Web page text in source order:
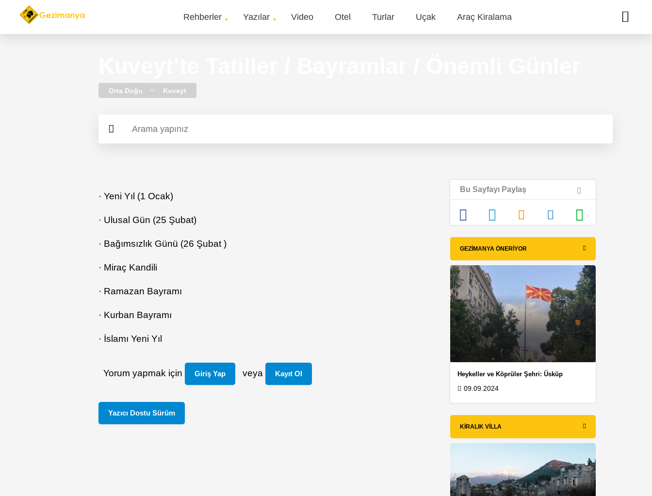
Main
Rehberler Yazılar Video Otel Turlar Uçak Araç Kiralama
Orta Doğu Kuveyt
· Yeni Yıl (1 Ocak)
· Ulusal Gün (25 Şubat)
· Bağımsızlık Günü (26 Şubat )
· Miraç Kandili
· Ramazan Bayramı
· Kurban Bayramı
· İslamı Yeni Yıl
Yorum yapmak için Giriş Yap veya Kayıt Ol
Yazıcı Dostu Sürüm
Bu Sayfayı Paylaş
GEZIMANYA ÖNERIYOR
Heykeller ve Köprüler Şehri: Üsküp
09.09.2024
KIRALIK VILLA